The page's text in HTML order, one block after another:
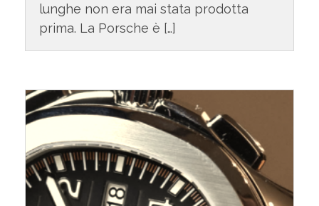
lunghe non era mai stata prodotta
prima. La Porsche è […]